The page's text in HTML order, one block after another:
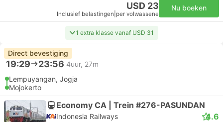
USD 23
Inclusief belastingen per volwassene
Nu boeken
1 extra klasse vanaf USD 31
Direct bevestiging
19:29 23:56 4uur, 27m
Lempuyangan, Jogja
Mojokerto
Economy CA | Trein #276-PASUNDAN
Indonesia Railways 4.6